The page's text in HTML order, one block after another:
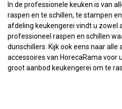
In de professionele keuken is van
raspen en te schillen, te stampen
afdeling keukengerei vindt u zowel
professioneel raspen en schillen
dunschillers. Kijk ook eens naar
accessoires van HorecaRama voor
groot aanbod keukengerei om te